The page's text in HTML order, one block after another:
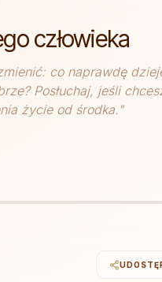
człowieka
co naprawdę
Posłuchaj, jeśli
życie od środka. "